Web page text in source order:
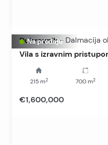
Na prodaju
Dubrovnik - Dalmacija
Vila s izravnim
215m2 700m2
€1,600,000